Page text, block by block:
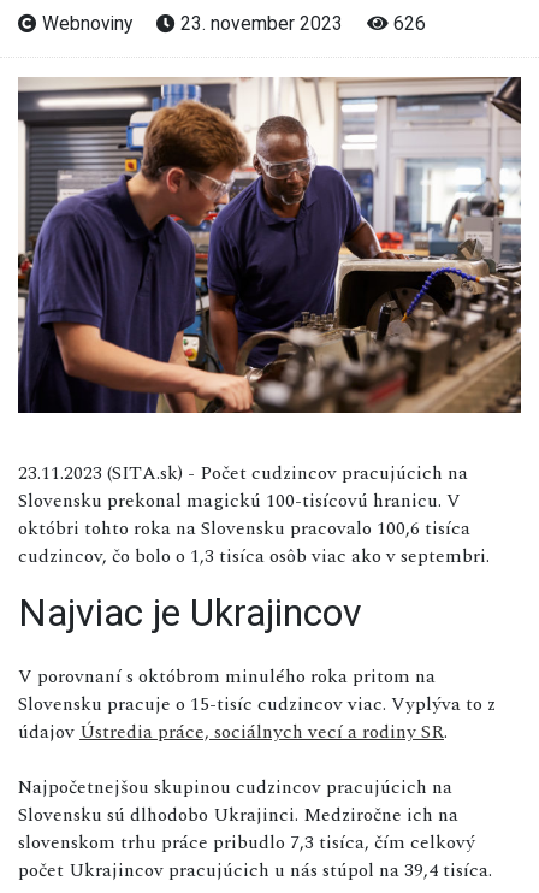
Webnoviny 23. november 2023 626
23.11.2023 (SITA.sk) - Počet cudzincov pracujúcich na
Slovensku prekonal magickú 100-tisícovú hranicu. V
októbri tohto roka na Slovensku pracovalo 100,6 tisíca
cudzincov, čo bolo o 1,3 tisíca osôb viac ako v septembri.
Najviac je Ukrajincov
V porovnaní s októbrom minulého roka pritom na
Slovensku pracuje o 15-tisíc cudzincov viac. Vyplýva to z
údajov Ústredia práce, sociálnych vecí a rodiny SR.
Najpočetnejšou skupinou cudzincov pracujúcich na
Slovensku sú dlhodobo Ukrajinci. Medziročne ich na
slovenskom trhu práce pribudlo 7,3 tisíca, čím celkový
počet Ukrajincov pracujúcich u nás stúpol na 39,4 tisíca.